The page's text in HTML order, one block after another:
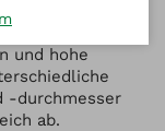
auch für
und hohe
-durchmesser
ab.